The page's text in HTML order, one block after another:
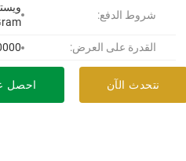
شروط الدفع:
القدرة على العرض:
1000000
نتحدث الآن احصل